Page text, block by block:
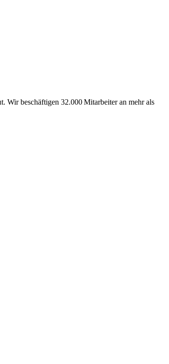
Wir beschäftigen 32.000 Mitarbeiter an mehr als